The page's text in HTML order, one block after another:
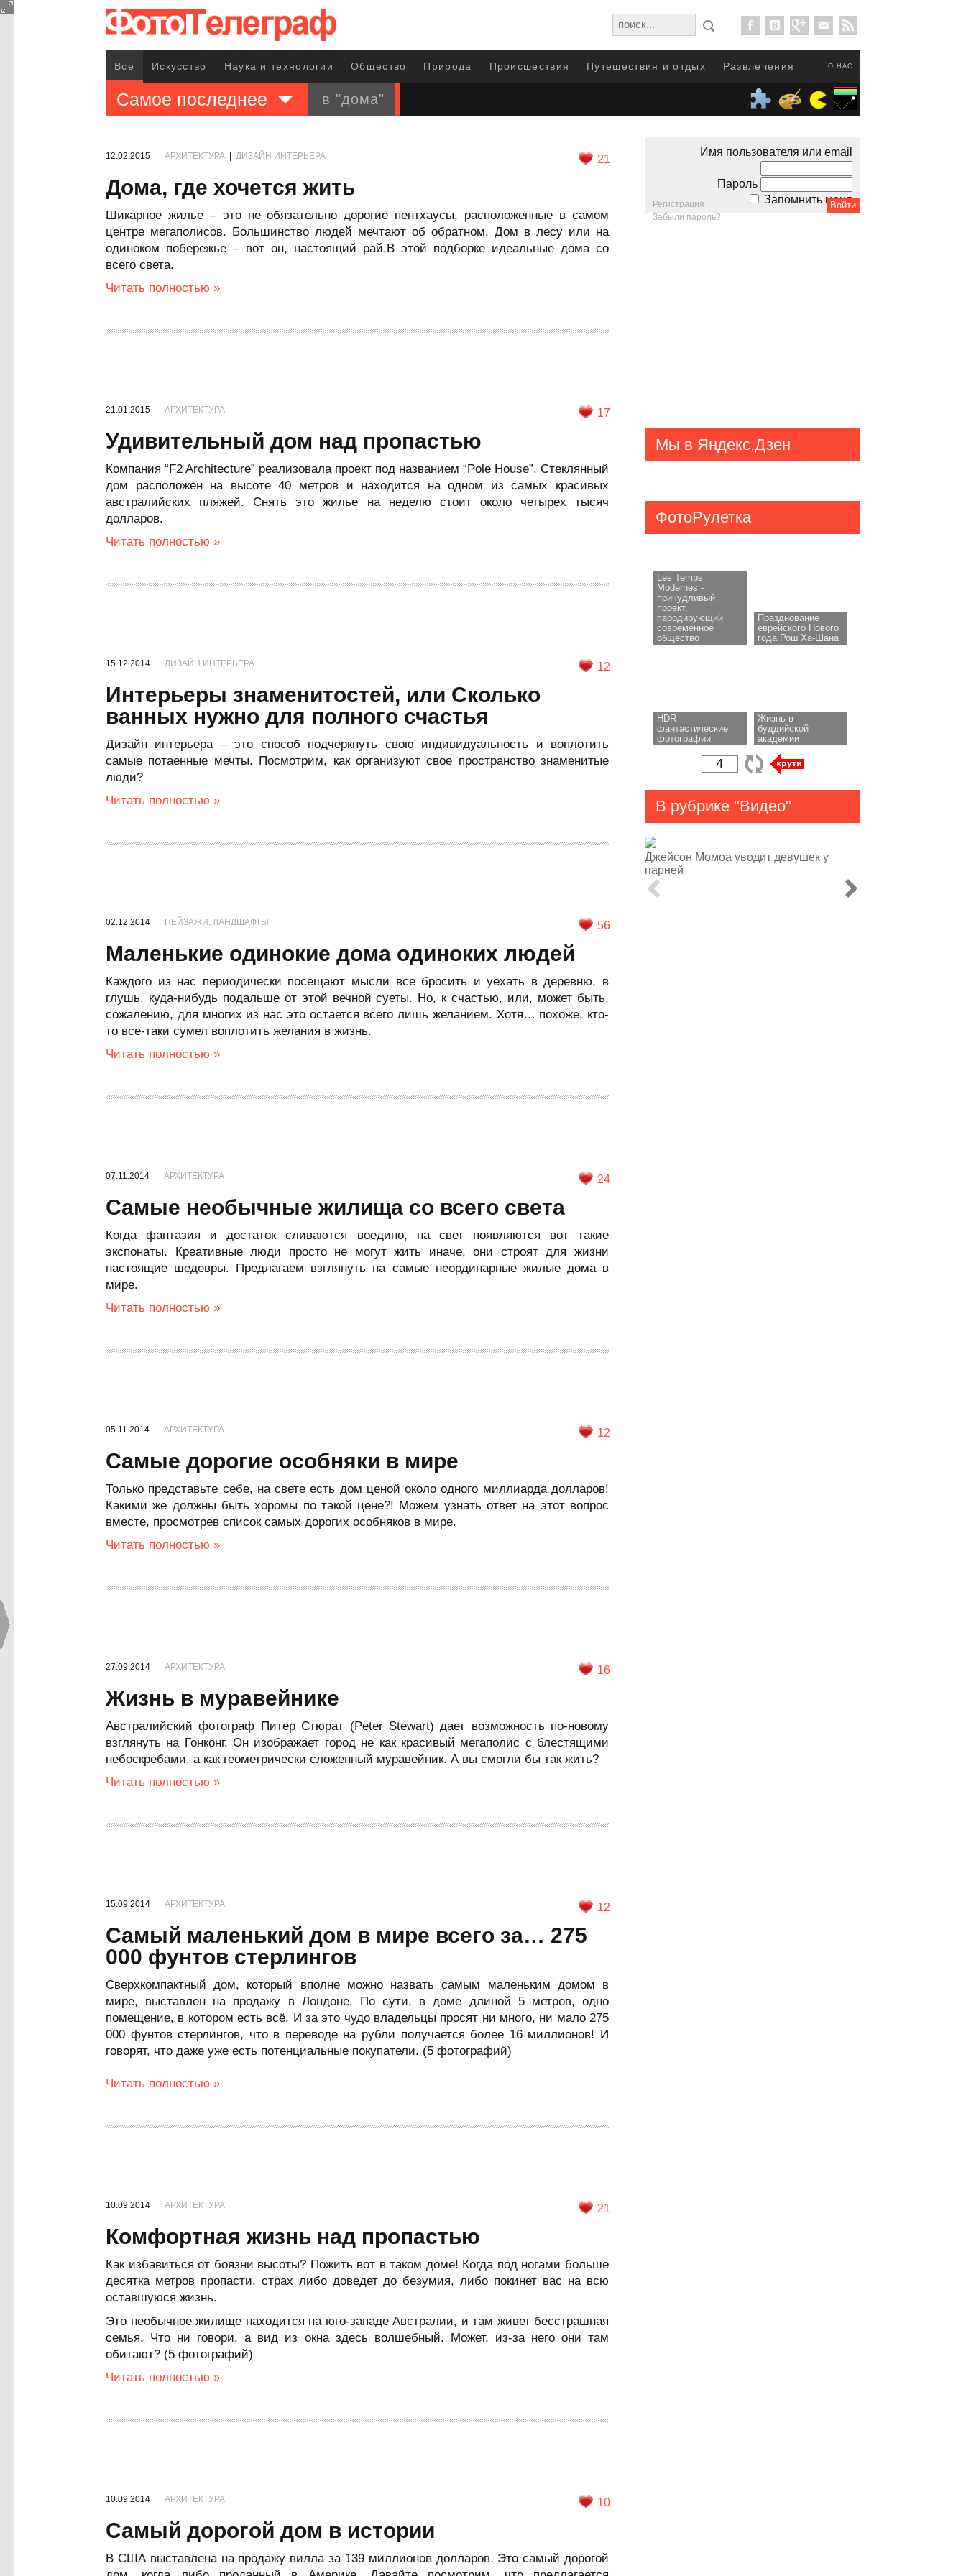
О НАС
Все Искусство Наука и технологии Общество Природа Происшествия Путешествия и отдых Развлечения
Самое последнее в "дома"
12.02.2015 АРХИТЕКТУРА ДИЗАЙН ИНТЕРЬЕРА 21
Дома, где хочется жить
Шикарное жилье – это не обязательно дорогие пентхаусы, расположенные в самом
центре мегаполисов. Большинство людей мечтают об обратном. Дом в лесу или на
одиноком побережье – вот он, настоящий рай.В этой подборке идеальные дома со
всего света.
Читать полностью »
21.01.2015 АРХИТЕКТУРА 17
Удивительный дом над пропастью
Компания “F2 Architecture” реализовала проект под названием “Pole House”. Стеклянный
дом расположен на высоте 40 метров и находится на одном из самых красивых
австралийских пляжей. Снять это жилье на неделю стоит около четырех тысяч
долларов.
Читать полностью »
15.12.2014 ДИЗАЙН ИНТЕРЬЕРА 12
Интерьеры знаменитостей, или Сколько
ванных нужно для полного счастья
Дизайн интерьера – это способ подчеркнуть свою индивидуальность и воплотить
самые потаенные мечты. Посмотрим, как организуют свое пространство знаменитые
люди?
Читать полностью »
02.12.2014 ПЕЙЗАЖИ, ЛАНДШАФТЫ 56
Маленькие одинокие дома одиноких людей
Каждого из нас периодически посещают мысли все бросить и уехать в деревню, в
глушь, куда-нибудь подальше от этой вечной суеты. Но, к счастью, или, может быть,
сожалению, для многих из нас это остается всего лишь желанием. Хотя… похоже, кто-
то все-таки сумел воплотить желания в жизнь.
Читать полностью »
07.11.2014 АРХИТЕКТУРА 24
Самые необычные жилища со всего света
Когда фантазия и достаток сливаются воедино, на свет появляются вот такие
экспонаты. Креативные люди просто не могут жить иначе, они строят для жизни
настоящие шедевры. Предлагаем взглянуть на самые неординарные жилые дома в
мире.
Читать полностью »
05.11.2014 АРХИТЕКТУРА 12
Самые дорогие особняки в мире
Только представьте себе, на свете есть дом ценой около одного миллиарда долларов!
Какими же должны быть хоромы по такой цене?! Можем узнать ответ на этот вопрос
вместе, просмотрев список самых дорогих особняков в мире.
Читать полностью »
27.09.2014 АРХИТЕКТУРА 16
Жизнь в муравейнике
Австралийский фотограф Питер Стюрат (Peter Stewart) дает возможность по-новому
взглянуть на Гонконг. Он изображает город не как красивый мегаполис с блестящими
небоскребами, а как геометрически сложенный муравейник. А вы смогли бы так жить?
Читать полностью »
15.09.2014 АРХИТЕКТУРА 12
Самый маленький дом в мире всего за… 275
000 фунтов стерлингов
Сверхкомпактный дом, который вполне можно назвать самым маленьким домом в
мире, выставлен на продажу в Лондоне. По сути, в доме длиной 5 метров, одно
помещение, в котором есть всё. И за это чудо владельцы просят ни много, ни мало 275
000 фунтов стерлингов, что в переводе на рубли получается более 16 миллионов! И
говорят, что даже уже есть потенциальные покупатели. (5 фотографий)
Читать полностью »
10.09.2014 АРХИТЕКТУРА 21
Комфортная жизнь над пропастью
Как избавиться от боязни высоты? Пожить вот в таком доме! Когда под ногами больше
десятка метров пропасти, страх либо доведет до безумия, либо покинет вас на всю
оставшуюся жизнь.
Это необычное жилище находится на юго-западе Австралии, и там живет бесстрашная
семья. Что ни говори, а вид из окна здесь волшебный. Может, из-за него они там
обитают? (5 фотографий)
Читать полностью »
10.09.2014 АРХИТЕКТУРА 10
Самый дорогой дом в истории
В США выставлена на продажу вилла за 139 миллионов долларов. Это самый дорогой
Имя пользователя или email
Пароль
Запомнить меня
Регистрация
Забыли пароль?
Мы в Яндекс.Дзен
ФотоРулетка
Les Temps
Modernes -
причудливый
проект,
пародирующий
современное
общество
Празднование
еврейского Нового
года Рош Ха-Шана
HDR -
фантастические
фотографии
Жизнь в
буддийской
академии
В рубрике "Видео"
Джейсон Момоа уводит девушек у
парней